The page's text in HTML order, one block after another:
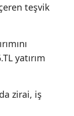
teşvik
yatırım
zirai, iş